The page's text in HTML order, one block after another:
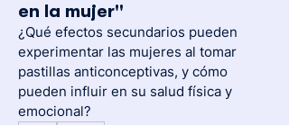
en la mujer"
¿Qué efectos secundarios pueden
experimentar las mujeres al tomar
pastillas anticonceptivas, y cómo
pueden influir en su salud física y
emocional?